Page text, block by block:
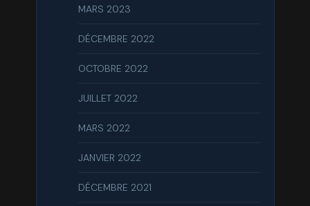
MARS 2023
DÉCEMBRE 2022
OCTOBRE 2022
JUILLET 2022
MARS 2022
JANVIER 2022
DÉCEMBRE 2021